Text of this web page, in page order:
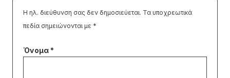
Η ηλ. διεύθυνση σας δεν δημοσιεύεται. Τα υποχρεωτικά
πεδία σημειώνονται με *